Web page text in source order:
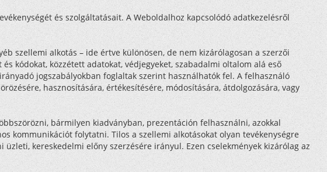
és szolgáltatásait. A Weboldalhoz kapcsolódó adatkezelésről
szellemi alkotás – ide értve különösen, de nem kizárólagosan a szerzői
kódokat, közzétett adatokat, védjegyeket, szabadalmi oltalom alá eső
jogszabályokban foglaltak szerint használhatók fel. A felhasználó
hasznosítására, értékesítésére, módosítására, átdolgozására, vagy
bármilyen kiadványban, prezentáción felhasználni, azokkal
kommunikációt folytatni. Tilos a szellemi alkotásokat olyan tevékenységre
kereskedelmi előny szerzésére irányul. Ezen cselekmények kizárólag az